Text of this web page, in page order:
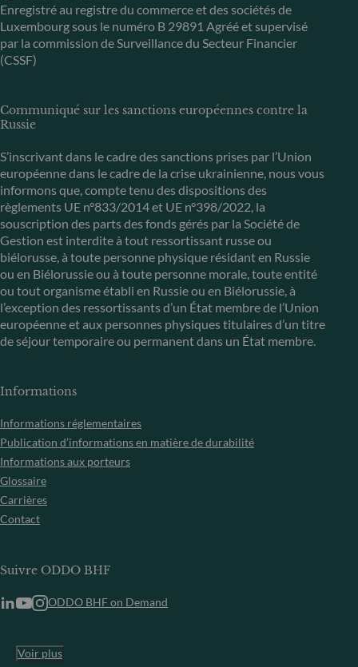
Enregistré au registre du commerce et des sociétés de
Luxembourg sous le numéro B 29891 Agréé et supervisé
par la commission de Surveillance du Secteur Financier
(CSSF)
Communiqué sur les sanctions européennes contre la
Russie
S’inscrivant dans le cadre des sanctions prises par l’Union
européenne dans le cadre de la crise ukrainienne, nous vous
informons que, compte tenu des dispositions des
règlements UE n°833/2014 et UE n°398/2022, la
souscription des parts des fonds gérés par la Société de
Gestion est interdite à tout ressortissant russe ou
biélorusse, à toute personne physique résidant en Russie
ou en Biélorussie ou à toute personne morale, toute entité
ou tout organisme établi en Russie ou en Biélorussie, à
l’exception des ressortissants d’un État membre de l’Union
européenne et aux personnes physiques titulaires d’un titre
de séjour temporaire ou permanent dans un État membre.
Informations
Informations réglementaires
Publication d’informations en matière de durabilité
Informations aux porteurs
Glossaire
Carrières
Contact
Suivre ODDO BHF
ODDO BHF on Demand
Voir plus